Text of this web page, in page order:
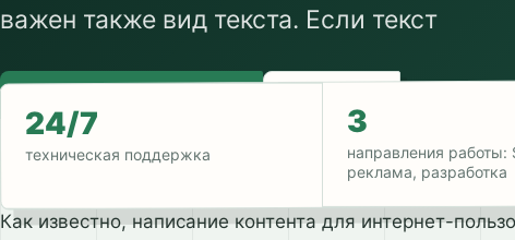
важен также вид текста. Если текст
24/7
техническая поддержка
3
направления работы:
реклама, разработка
Как известно, написание контента для интернет-